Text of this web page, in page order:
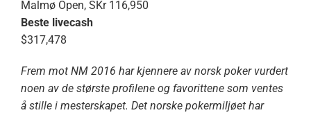
Malmø Open, SKr 116,950
Beste livecash
$317,478
Frem mot NM 2016 har kjennere av norsk poker vurdert
noen av de største profilene og favorittene som ventes
å stille i mesterskapet. Det norske pokermiljøet har